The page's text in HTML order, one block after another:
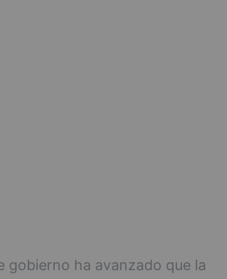
gobierno ha avanzado que la